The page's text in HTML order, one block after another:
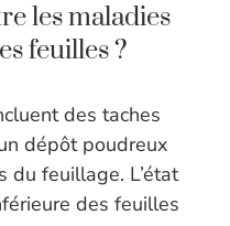
les maladies
feuilles ?
des taches
dépôt poudreux
du feuillage. L’état
des feuilles